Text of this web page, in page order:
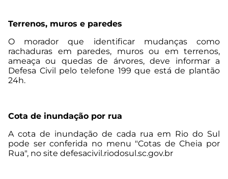
Terrenos, muros e paredes
O morador que identificar mudanças como
rachaduras em paredes, muros ou em terrenos,
ameaça ou quedas de árvores, deve informar a
Defesa Civil pelo telefone 199 que está de plantão
24h.
Cota de inundação por rua
A cota de inundação de cada rua em Rio do Sul
pode ser conferida no menu "Cotas de Cheia por
Rua", no site defesacivil.riodosul.sc.gov.br